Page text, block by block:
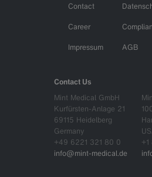
Contact
Career
Impressum AGB
Contact Us
Mint Medical GmbH
Kurfürsten-Anlage 21
69115 Heidelberg
Germany
+49 6221 321 80 0
info@mint-medical.de